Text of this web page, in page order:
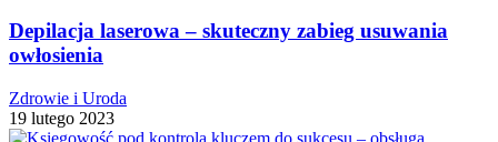
Depilacja laserowa – skuteczny zabieg usuwania
owłosienia
Zdrowie i Uroda
19 lutego 2023